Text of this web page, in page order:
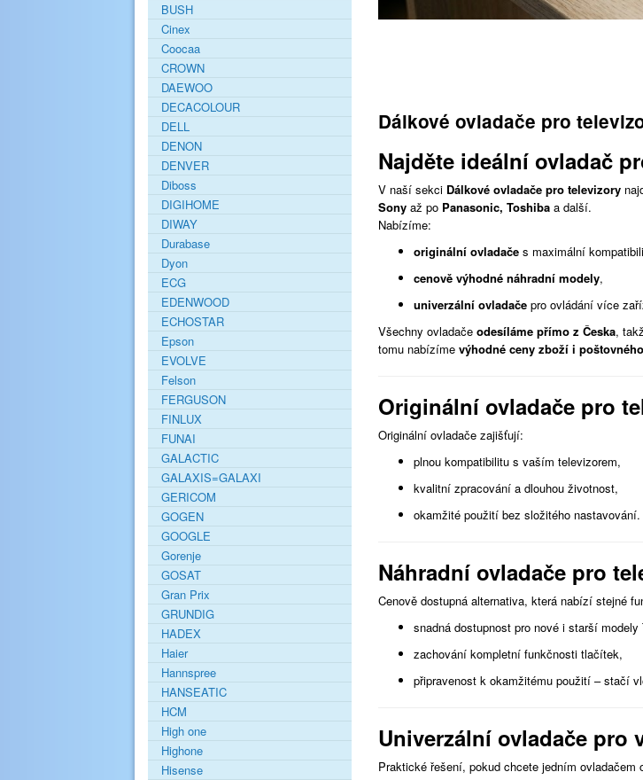
Dálkové ovladače pro
Najděte ideální ovladač
V naší sekci Dálkové ovladače pro televizory
Sony až po Panasonic, Toshiba a další.
Nabízíme:
originální ovladače s maximální
cenově výhodné náhradní modely,
univerzální ovladače pro ovládání více
Všechny ovladače odesíláme přímo z Česka,
tomu nabízíme výhodné ceny zboží i poštovného
Originální ovladače pro
Originální ovladače zajišťují:
plnou kompatibilitu s vaším televizorem,
kvalitní zpracování a dlouhou životnost,
okamžité použití bez složitého nastavování.
Náhradní ovladače pro
Cenově dostupná alternativa, která nabízí stejné
snadná dostupnost pro nové i starší modely
zachování kompletní funkčnosti tlačítek,
připravenost k okamžitému použití – stačí
Univerzální ovladače pro
Praktické řešení, pokud chcete jedním ovladačem
BUSH
Cinex
Coocaa
CROWN
DAEWOO
DECACOLOUR
DELL
DENON
DENVER
Diboss
DIGIHOME
DIWAY
Durabase
Dyon
ECG
EDENWOOD
ECHOSTAR
Epson
EVOLVE
Felson
FERGUSON
FINLUX
FUNAI
GALACTIC
GALAXIS=GALAXI
GERICOM
GOGEN
GOOGLE
Gorenje
GOSAT
Gran Prix
GRUNDIG
HADEX
Haier
Hannspree
HANSEATIC
HCM
High one
Highone
Hisense